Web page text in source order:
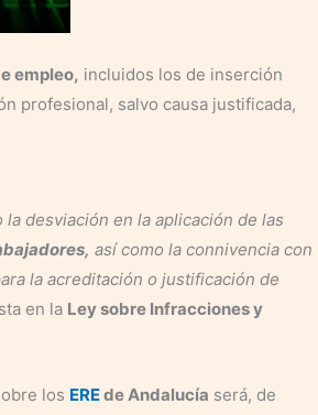
empleo, incluidos los de inserción
profesional, salvo causa justificada,
la desviación en la aplicación de las
así como la connivencia con
la acreditación o justificación de
en la Ley sobre Infracciones y
los EREde Andalucía será, de